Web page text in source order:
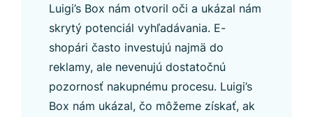
Luigi’s Box nám otvoril oči a ukázal nám
skrytý potenciál vyhľadávania. E-
shopári často investujú najmä do
reklamy, ale nevenujú dostatočnú
pozornosť nakupnému procesu. Luigi’s
Box nám ukázal, čo môžeme získať, ak